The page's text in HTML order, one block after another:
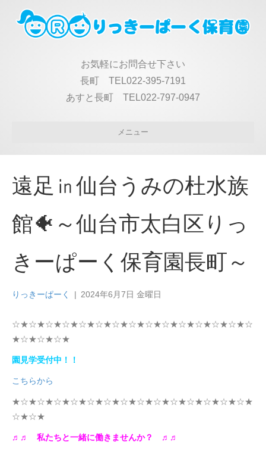
お気軽にお問合せ下さい
長町 TEL022-395-7191
あすと長町 TEL022-797-0947
メニュー
遠足㏌仙台うみの杜水族
館🐠～仙台市太白区りっ
きーぱーく保育園長町～
りっきーぱーく | 2024年6月7日 金曜日
☆★☆★☆★☆★☆★☆★☆★☆★☆★☆★☆★☆★☆★☆★☆
★☆★☆★☆★
園見学受付中！！
こちらから
★☆★☆★☆★☆★☆★☆★☆★☆★☆★☆★☆★☆★☆★☆★
☆★☆★
♬♬ 私たちと一緒に働きませんか？ ♬♬